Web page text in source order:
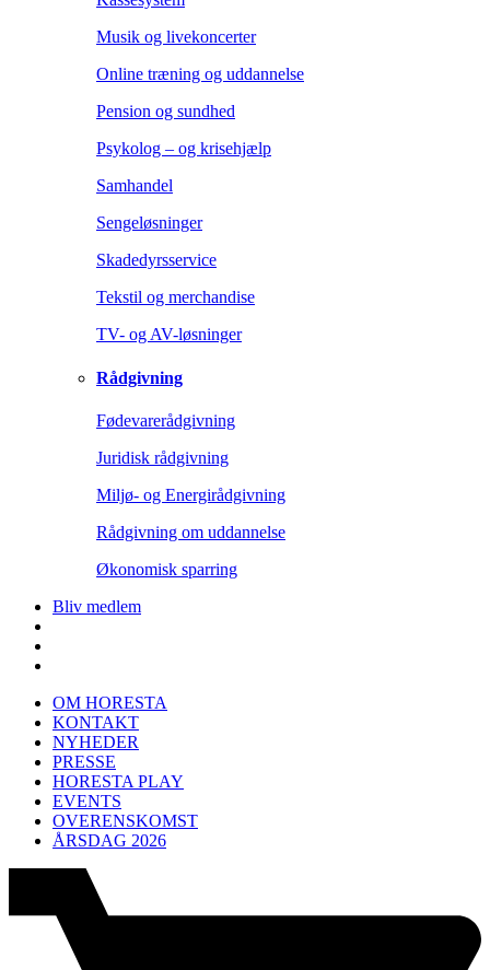
Musik og livekoncerter
Online træning og uddannelse
Pension og sundhed
Psykolog – og krisehjælp
Samhandel
Sengeløsninger
Skadedyrsservice
Tekstil og merchandise
TV- og AV-løsninger
Rådgivning
Fødevarerådgivning
Juridisk rådgivning
Miljø- og Energirådgivning
Rådgivning om uddannelse
Økonomisk sparring
Bliv medlem
OM HORESTA
KONTAKT
NYHEDER
PRESSE
HORESTA PLAY
EVENTS
OVERENSKOMST
ÅRSDAG 2026